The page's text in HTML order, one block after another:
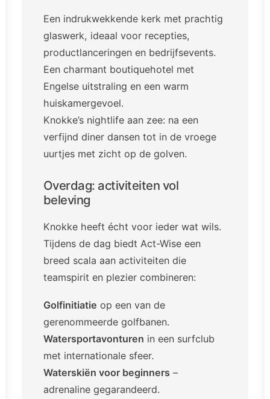
Een indrukwekkende kerk met prachtig
glaswerk, ideaal voor recepties,
productlanceringen en bedrijfsevents.
Een charmant boutiquehotel met
Engelse uitstraling en een warm
huiskamergevoel.
Knokke’s nightlife aan zee: na een
verfijnd diner dansen tot in de vroege
uurtjes met zicht op de golven.
Overdag: activiteiten vol
beleving
Knokke heeft écht voor ieder wat wils.
Tijdens de dag biedt Act-Wise een
breed scala aan activiteiten die
teamspirit en plezier combineren:
Golfinitiatie op een van de
gerenommeerde golfbanen.
Watersportavonturen in een surfclub
met internationale sfeer.
Waterskiën voor beginners –
adrenaline gegarandeerd.